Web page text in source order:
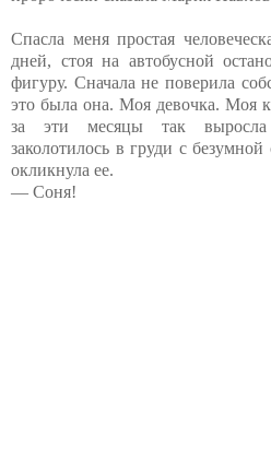
Спасла меня простая
дней, стоя на автобусной
фигуру. Сначала не поверила
это была она. Моя девочка. Моя
за эти месяцы так
заколотилось в груди с
окликнула ее.
— Соня!